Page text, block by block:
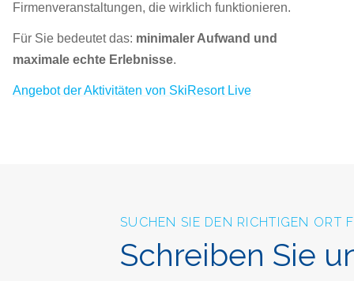
Firmenveranstaltungen, die wirklich funktionieren.
Für Sie bedeutet das: minimaler Aufwand und
maximale echte Erlebnisse.
Angebot der Aktivitäten von SkiResort Live
SUCHEN SIE DEN RICHTIGEN ORT
Schreiben Sie